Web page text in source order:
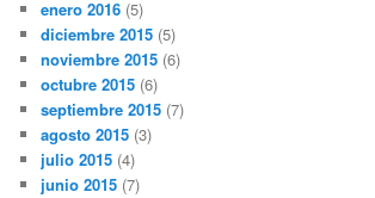
enero 2016 (5)
diciembre 2015 (5)
noviembre 2015 (6)
octubre 2015 (6)
septiembre 2015 (7)
agosto 2015 (3)
julio 2015 (4)
junio 2015 (7)